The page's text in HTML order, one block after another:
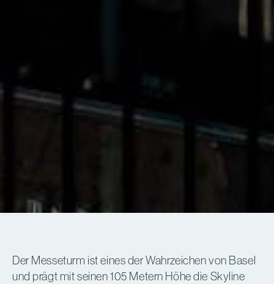
Der Messeturm ist eines der Wahrzeichen von Basel
und prägt mit seinen 105 Metern Höhe die Skyline